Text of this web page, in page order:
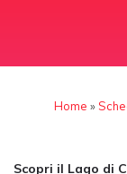
Home »
Scopri il Lago di